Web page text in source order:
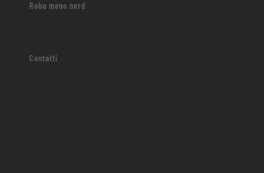
Roba meno nerd
Contatti